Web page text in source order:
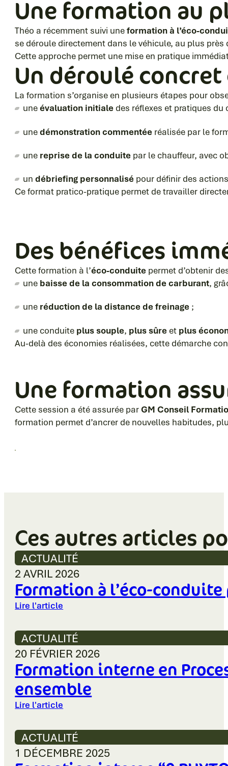
Une formation au
Théo a récemment suivi uneformation à l’éco-
se déroule directement dans le véhicule, au plus
Cette approche permet une mise en pratique
Un déroulé
La formation s’organise en plusieurs étapes pour
uneévaluation initiale des réflexes et pratiques du
unedémonstration commentée réalisée par le
une reprise de la conduite par le chauffeur, avec
undébriefing personnalisé pour définir des
Ce format pratico-pratique permet de travailler
Des bénéfices
Cette formation à l’éco-conduite permet d’obtenir
une baisse de la consommation de carburant,
une réduction de la distance de freinage ;
une conduite plus souple, plus sûre et plus
Au-delà des économies réalisées, cette démarche
Une formation
Cette session a été assurée par GM Conseil
formation permet d’ancrer de nouvelles habitudes,
Ces autres articles
ACTUALITÉ
2 AVRIL 2026
Formation à l’éco-
Lire l'article
ACTUALITÉ
20 FÉVRIER 2026
Formation interne en
ensemble
Lire l'article
ACTUALITÉ
1 DÉCEMBRE 2025